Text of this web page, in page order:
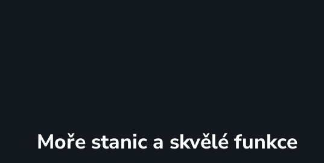
Moře stanic a skvělé funkce